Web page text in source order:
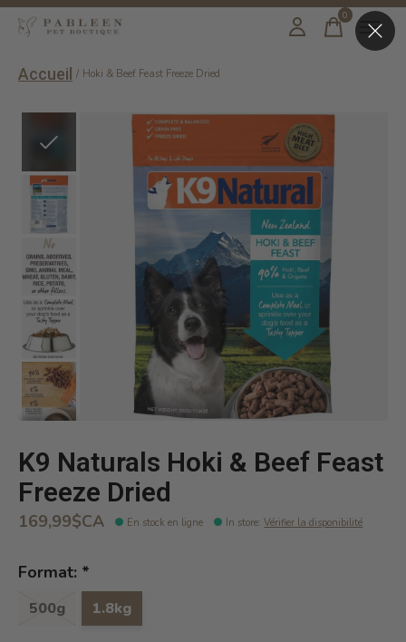
0items
Accueil / Hoki & Beef Feast Freeze Dried
Slideshow Items
K9 Naturals Hoki & Beef Feast
Freeze Dried
169,99$CA En stock en ligne In store:Vérifier la disponibilité
Format: *
500g 1.8kg